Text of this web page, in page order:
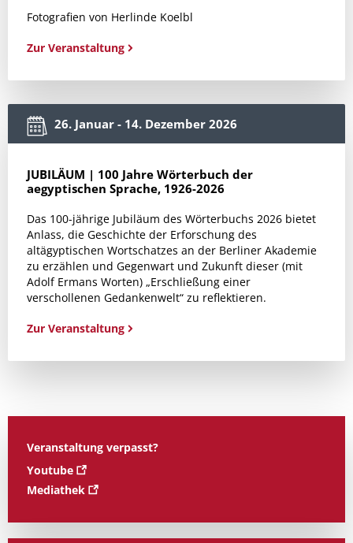
Fotografien von Herlinde Koelbl
Zur Veranstaltung
26. Januar - 14. Dezember 2026
JUBILÄUM | 100 Jahre Wörterbuch der
aegyptischen Sprache, 1926-2026
Das 100-jährige Jubiläum des Wörterbuchs 2026 bietet
Anlass, die Geschichte der Erforschung des
altägyptischen Wortschatzes an der Berliner Akademie
zu erzählen und Gegenwart und Zukunft dieser (mit
Adolf Ermans Worten) „Erschließung einer
verschollenen Gedankenwelt“ zu reflektieren.
Zur Veranstaltung
Veranstaltung verpasst?
Youtube
Mediathek